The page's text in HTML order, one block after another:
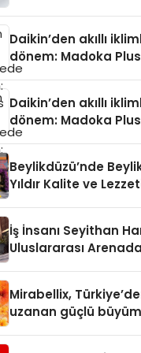
Daikin’den akıllı
dönem: Madoka
Daikin’den akıllı
dönem: Madoka
Beylikdüzü’nde
Yıldır Kalite ve
İş İnsanı Seyithan
Uluslararası
Mirabellix,
uzanan güçlü